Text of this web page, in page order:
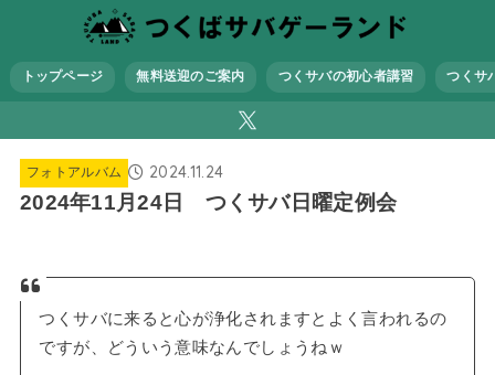
トップページ 無料送迎のご案内 つくサバの初心者講習 つくサ
フォトアルバム 2024.11.24
2024年11月24日 つくサバ日曜定例会
つくサバに来ると心が浄化されますとよく言われるの
ですが、どういう意味なんでしょうねｗ